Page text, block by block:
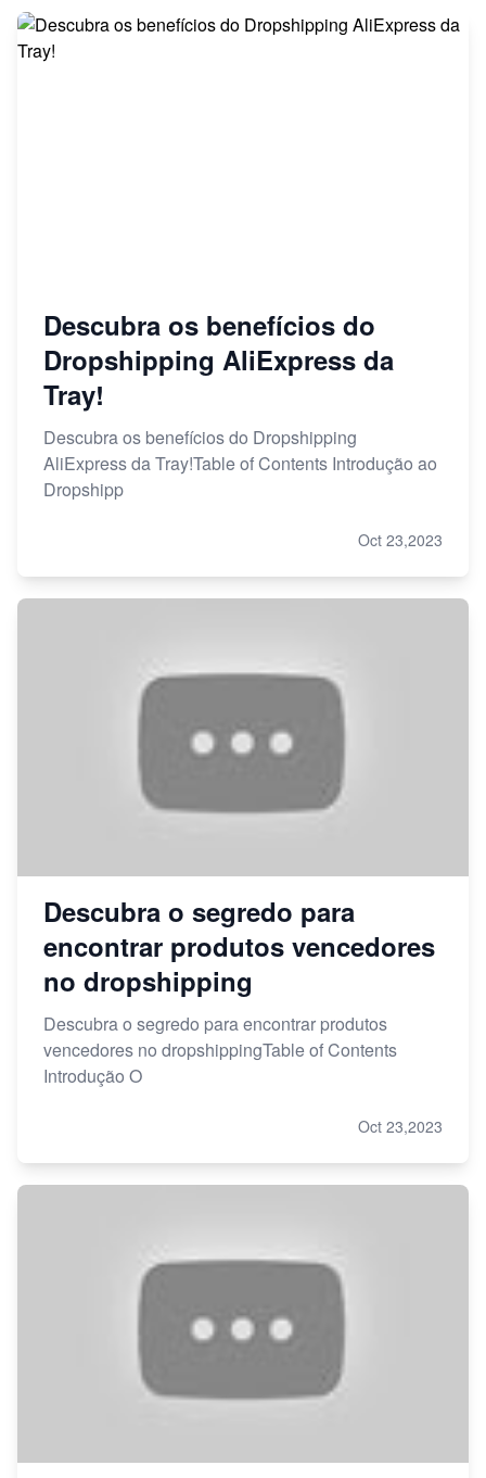
Descubra os benefícios do
Dropshipping AliExpress da
Tray!
Descubra os benefícios do Dropshipping
AliExpress da Tray!Table of Contents Introdução ao
Dropshipp
Oct 23,2023
Descubra o segredo para
encontrar produtos vencedores
no dropshipping
Descubra o segredo para encontrar produtos
vencedores no dropshippingTable of Contents
Introdução O
Oct 23,2023